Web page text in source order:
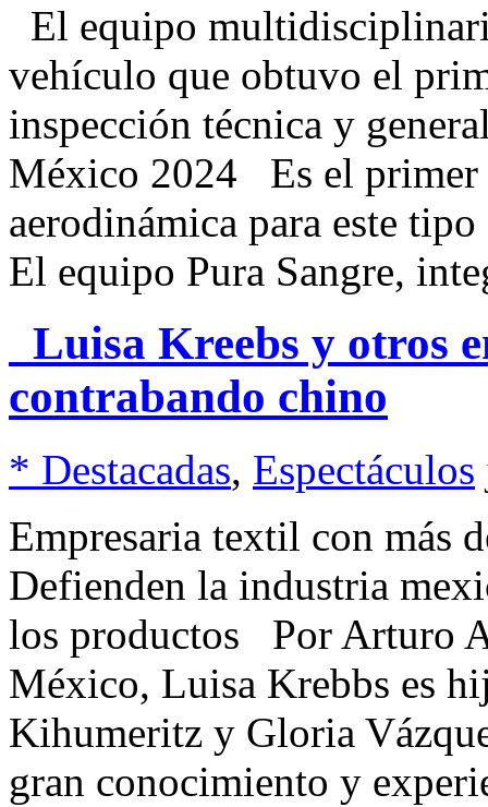
El equipo
vehículo que obtuvo el
inspección técnica y
México 2024 Es el primer
aerodinámica para este
El equipo Pura Sangre,
Luisa Kreebs y otros
contrabando chino
* Destacadas, Espectáculos
Empresaria textil con más
Defienden la industria
los productos Por Arturo
México, Luisa Krebbs es
Kihumeritz y Gloria
gran conocimiento y